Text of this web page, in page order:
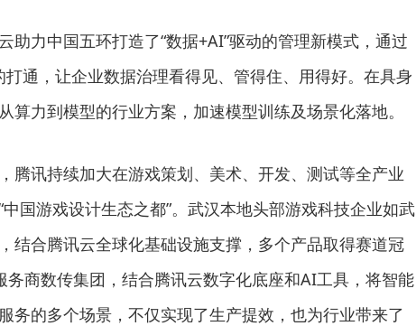
助力中国五环打造了“数据+AI”驱动的管理新模式，通过
通，让企业数据治理看得见、管得住、用得好。在具身
算力到模型的行业方案，加速模型训练及场景化落地。
腾讯持续加大在游戏策划、美术、开发、测试等全产业
国游戏设计生态之都”。武汉本地头部游戏科技企业如武
结合腾讯云全球化基础设施支撑，多个产品取得赛道冠
务商数传集团，结合腾讯云数字化底座和AI工具，将智能
务的多个场景，不仅实现了生产提效，也为行业带来了